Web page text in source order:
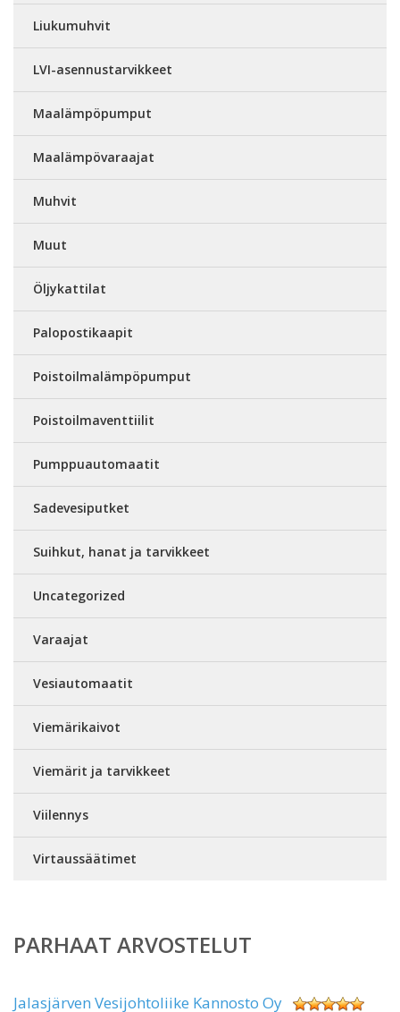
Liukumuhvit
LVI-asennustarvikkeet
Maalämpöpumput
Maalämpövaraajat
Muhvit
Muut
Öljykattilat
Palopostikaapit
Poistoilmalämpöpumput
Poistoilmaventtiilit
Pumppuautomaatit
Sadevesiputket
Suihkut, hanat ja tarvikkeet
Uncategorized
Varaajat
Vesiautomaatit
Viemärikaivot
Viemärit ja tarvikkeet
Viilennys
Virtaussäätimet
PARHAAT ARVOSTELUT
Jalasjärven Vesijohtoliike Kannosto Oy